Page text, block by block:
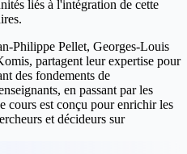
liés à l'intégration de cette
Philippe Pellet, Georges-Louis
partagent leur expertise pour
des fondements de
en passant par les
cours est conçu pour enrichir les
et décideurs sur